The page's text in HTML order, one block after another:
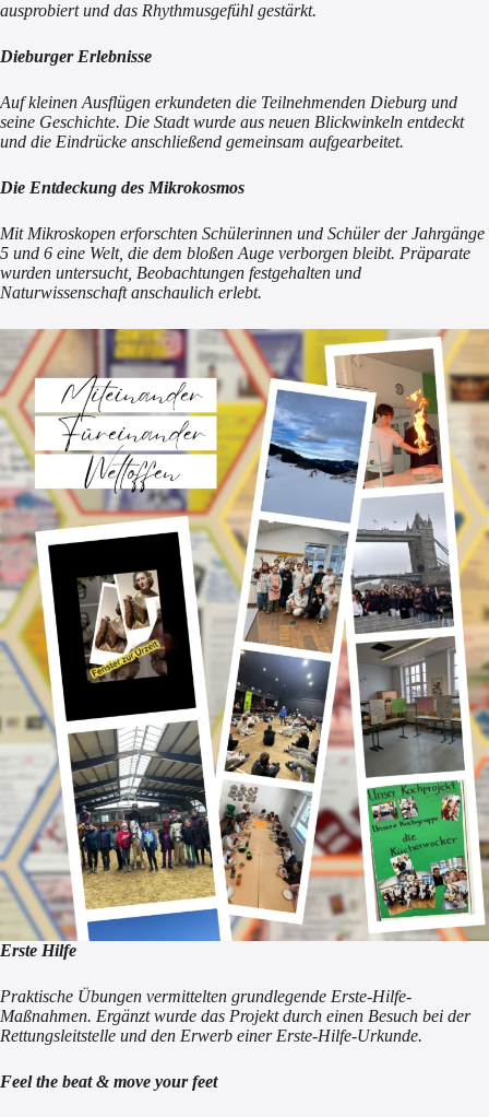
ausprobiert und das Rhythmusgefühl gestärkt.
Dieburger Erlebnisse
Auf kleinen Ausflügen erkundeten die Teilnehmenden Dieburg und
seine Geschichte. Die Stadt wurde aus neuen Blickwinkeln entdeckt
und die Eindrücke anschließend gemeinsam aufgearbeitet.
Die Entdeckung des Mikrokosmos
Mit Mikroskopen erforschten Schülerinnen und Schüler der Jahrgänge
5 und 6 eine Welt, die dem bloßen Auge verborgen bleibt. Präparate
wurden untersucht, Beobachtungen festgehalten und
Naturwissenschaft anschaulich erlebt.
Erste Hilfe
Praktische Übungen vermittelten grundlegende Erste-Hilfe-
Maßnahmen. Ergänzt wurde das Projekt durch einen Besuch bei der
Rettungsleitstelle und den Erwerb einer Erste-Hilfe-Urkunde.
Feel the beat & move your feet